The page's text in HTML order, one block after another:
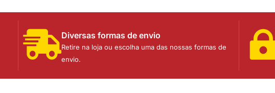
Diversas formas de envio
Retire na loja ou escolha uma das nossas formas de
envio.